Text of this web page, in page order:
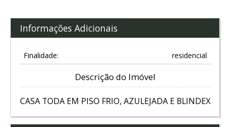
Informações Adicionais
Finalidade: residencial
Descrição do Imóvel
CASA TODA EM PISO FRIO, AZULEJADA E BLINDEX